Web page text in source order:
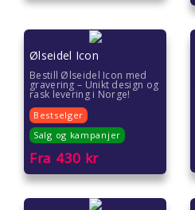
Gave under 300 kr
Gave under 200 kr
Hvordan pakke inn gave
Ølseidel Icon
Bestill Ølseidel Icon med
gravering – Unikt design og
rask levering i Norge!
Bestselger
Salg og kampanjer
Fra 430 kr